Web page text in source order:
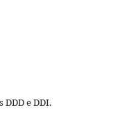
e DDI.